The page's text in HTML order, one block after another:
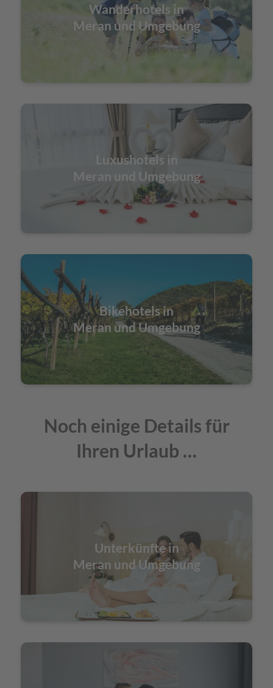
Wanderhotels in
Meran und Umgebung
Luxushotels in
Meran und Umgebung
Bikehotels in
Meran und Umgebung
Noch einige Details für
Ihren Urlaub …
Unterkünfte in
Meran und Umgebung